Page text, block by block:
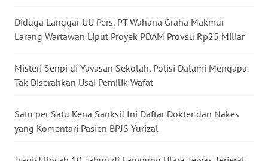
Diduga Langgar UU Pers, PT Wahana Graha Makmur
Larang Wartawan Liput Proyek PDAM Provsu Rp25 Miliar
Misteri Senpi di Yayasan Sekolah, Polisi Dalami Mengapa
Tak Diserahkan Usai Pemilik Wafat
Satu per Satu Kena Sanksi! Ini Daftar Dokter dan Nakes
yang Komentari Pasien BPJS Yurizal
WN
JATENG
WN
NUSANTARA
WN
JOGJA
WN